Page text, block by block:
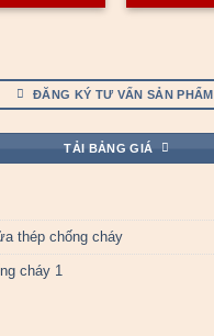
ĐĂNG KÝ TƯ VẤN SẢN PHẨM
TẢI BẢNG GIÁ
thép chống cháy
cháy 1